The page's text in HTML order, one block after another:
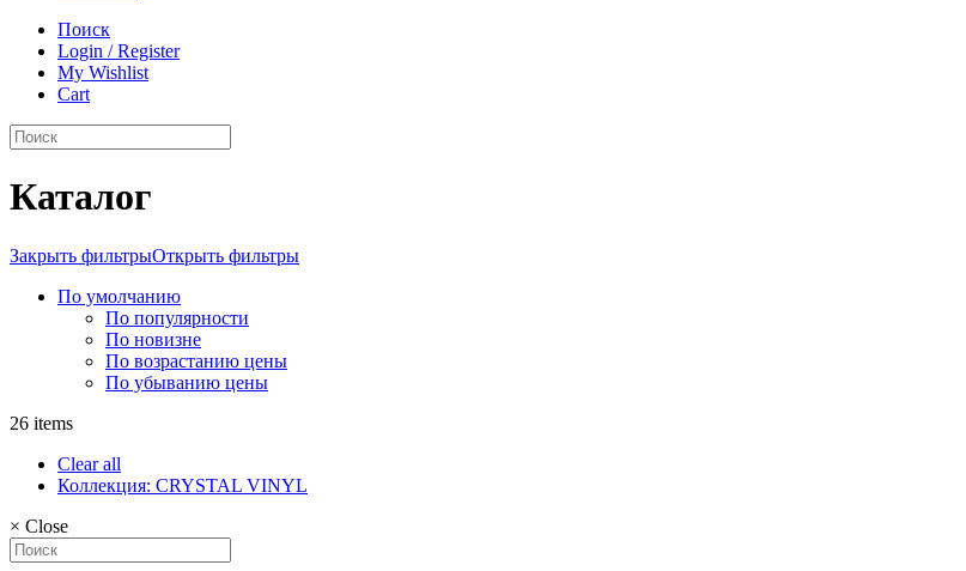
Поиск
Login / Register
My Wishlist
Cart
Каталог
Закрыть фильтрыОткрыть фильтры
По умолчанию
По популярности
По новизне
По возрастанию цены
По убыванию цены
26 items
Clear all
Коллекция: CRYSTAL VINYL
× Close